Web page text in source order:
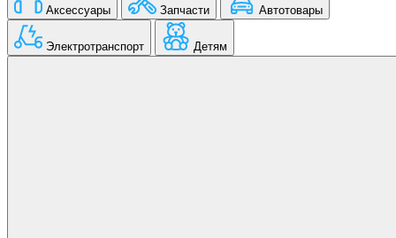
Аксессуары Запчасти Автотовары
Электротранспорт Детям